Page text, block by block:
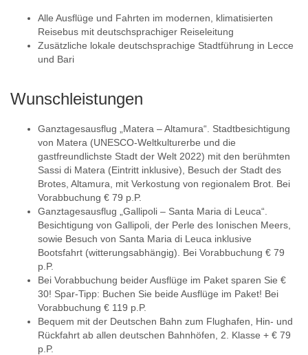
Alle Ausflüge und Fahrten im modernen, klimatisierten
Reisebus mit deutschsprachiger Reiseleitung
Zusätzliche lokale deutschsprachige Stadtführung in Lecce
und Bari
Wunschleistungen
Ganztagesausflug „Matera – Altamura“. Stadtbesichtigung
von Matera (UNESCO-Weltkulturerbe und die
gastfreundlichste Stadt der Welt 2022) mit den berühmten
Sassi di Matera (Eintritt inklusive), Besuch der Stadt des
Brotes, Altamura, mit Verkostung von regionalem Brot. Bei
Vorabbuchung € 79 p.P.
Ganztagesausflug „Gallipoli – Santa Maria di Leuca“.
Besichtigung von Gallipoli, der Perle des Ionischen Meers,
sowie Besuch von Santa Maria di Leuca inklusive
Bootsfahrt (witterungsabhängig). Bei Vorabbuchung € 79
p.P.
Bei Vorabbuchung beider Ausflüge im Paket sparen Sie €
30! Spar-Tipp: Buchen Sie beide Ausflüge im Paket! Bei
Vorabbuchung € 119 p.P.
Bequem mit der Deutschen Bahn zum Flughafen, Hin- und
Rückfahrt ab allen deutschen Bahnhöfen, 2. Klasse + € 79
p.P.